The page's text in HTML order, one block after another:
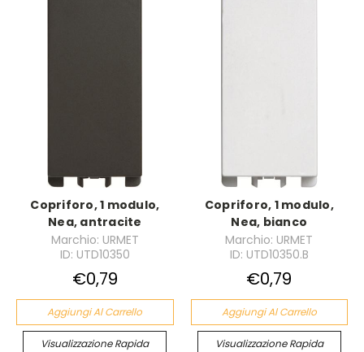
Copriforo, 1 modulo,
Nea, antracite
Marchio: URMET
ID: UTD10350
€0,79
Aggiungi Al Carrello
Visualizzazione Rapida
Copriforo, 1 modulo,
Nea, bianco
Marchio: URMET
ID: UTD10350.B
€0,79
Aggiungi Al Carrello
Visualizzazione Rapida